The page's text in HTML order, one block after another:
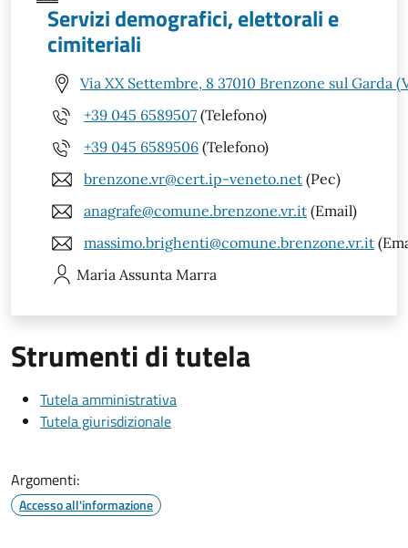
Servizi demografici, elettorali e
cimiteriali
Via XX Settembre, 8 37010 Brenzone sul Garda
+39 045 6589507 (Telefono)
+39 045 6589506 (Telefono)
brenzone.vr@cert.ip-veneto.net (Pec)
anagrafe@comune.brenzone.vr.it (Email)
massimo.brighenti@comune.brenzone.vr.it
Maria Assunta Marra
Strumenti di tutela
Tutela amministrativa
Tutela giurisdizionale
Argomenti:
Accesso all'informazione